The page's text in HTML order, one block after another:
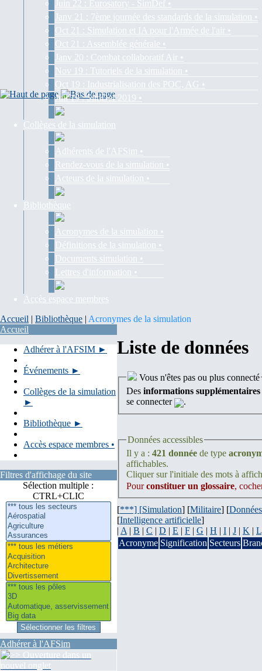
Juin 22 : Eurosatory - SimDef •
Janv 21 : 7ème journée des standards de la simulation •
Oct 21 : Simulation et IA pour l'Armée de l'air •
Oct 21 : Assemblée générale •
Janv 20 : Combat collaboratif Air •
Nov 19 : Tutoriels de la simulation •
Oct 19 : Industrialisation des POC, AG •
Juil 19 : SimDef 2019 •
Collèges de la simulation
Adhérents de l'AFSim •
Rendez-vous de la simulation •
Acteurs de la simulation •
Bibliothèque
Acronymes de la simulation •
Définitions de la simulation •
Documents simulation •
Lettres d'information •
Accès espace membres
Accueil | Bibliothèque | Acronymes de la simulation
Accueil
Adhérer à l'AFSIM ►
Événements ►
Collèges de la simulation
►
Bibliothèque ►
Accès espace membres •
Filtres d'affichage du site
Sélection multiple :
CTRL+CLIC
Adhérer à l'AFSim
Liste de données
Vous n'êtes pas ou plus connecté
Des informations supplémentaires
se connecter
.
Données accessibles
Il y a : 421 donnée de type
affichables.
Cliquer sur l'initiale des mots à
Pourconstituer un glossaire,
[***] [Simulation] [Militaire] [Données
[Intelligence artificielle]
| A | B | C | D | E | F | G | H | I | J | K | L
Acronyme Signification Secteurs